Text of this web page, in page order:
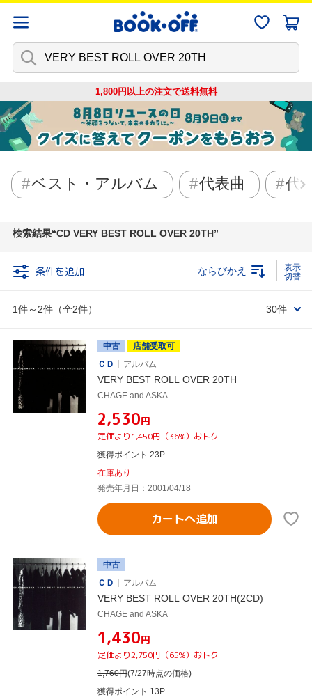
1,800円以上の注文で送料無料
ベスト・アルバム 代表曲 代
検索結果 CD VERY BEST ROLL OVER 20TH
条件を追加
1件～2件（全2件）
ならびかえ
30件
中古
店舗受取可
ＣＤ
アルバム
VERY BEST ROLL OVER 20TH
CHAGE and ASKA
¥2,530円
定価より1,450円（36%）おトク
獲得ポイント 23P
在庫あり
発売年月日：2001/04/18
カートへ追加
中古
ＣＤ
アルバム
VERY BEST ROLL OVER 20TH(2CD)
CHAGE and ASKA
¥1,430円
定価より2,750円（65%）おトク
1,760円(7/27時点の価格)
獲得ポイント 13P